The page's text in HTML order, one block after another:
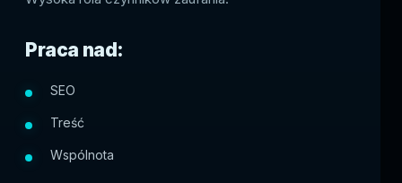
Praca nad:
SEO
Treść
Wspólnota